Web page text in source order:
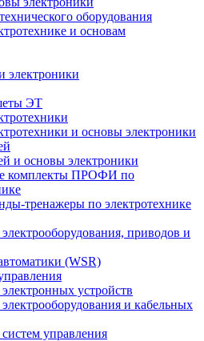
оборудования
и основам
электроники
ЭТ
и основы электроники
и основы электроники
комплекты ПРОФИ по
тренажеры по электротехнике
приводов и
(WSR)
устройств
и кабельных
управления